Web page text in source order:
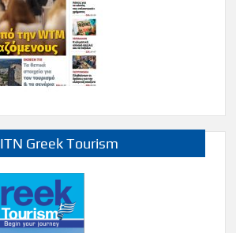
ITN Greek Tourism